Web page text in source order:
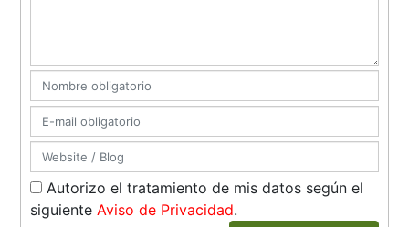
Autorizo el tratamiento de mis datos según el
siguiente Aviso de Privacidad.